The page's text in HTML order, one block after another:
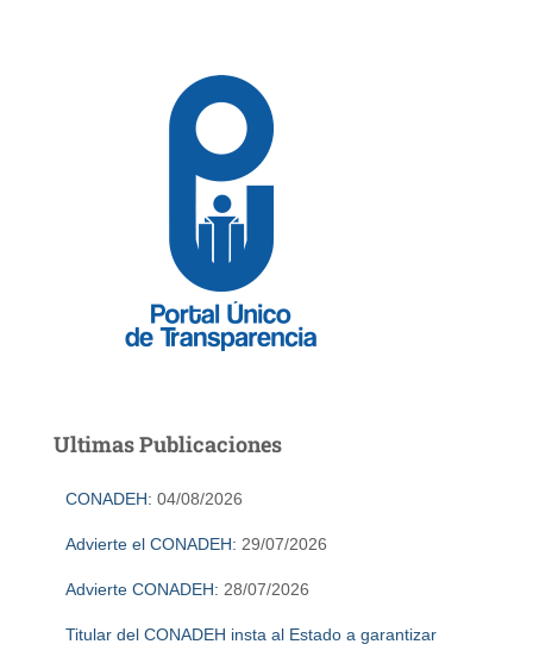
Ultimas Publicaciones
CONADEH: 04/08/2026
Advierte el CONADEH: 29/07/2026
Advierte CONADEH: 28/07/2026
Titular del CONADEH insta al Estado a garantizar